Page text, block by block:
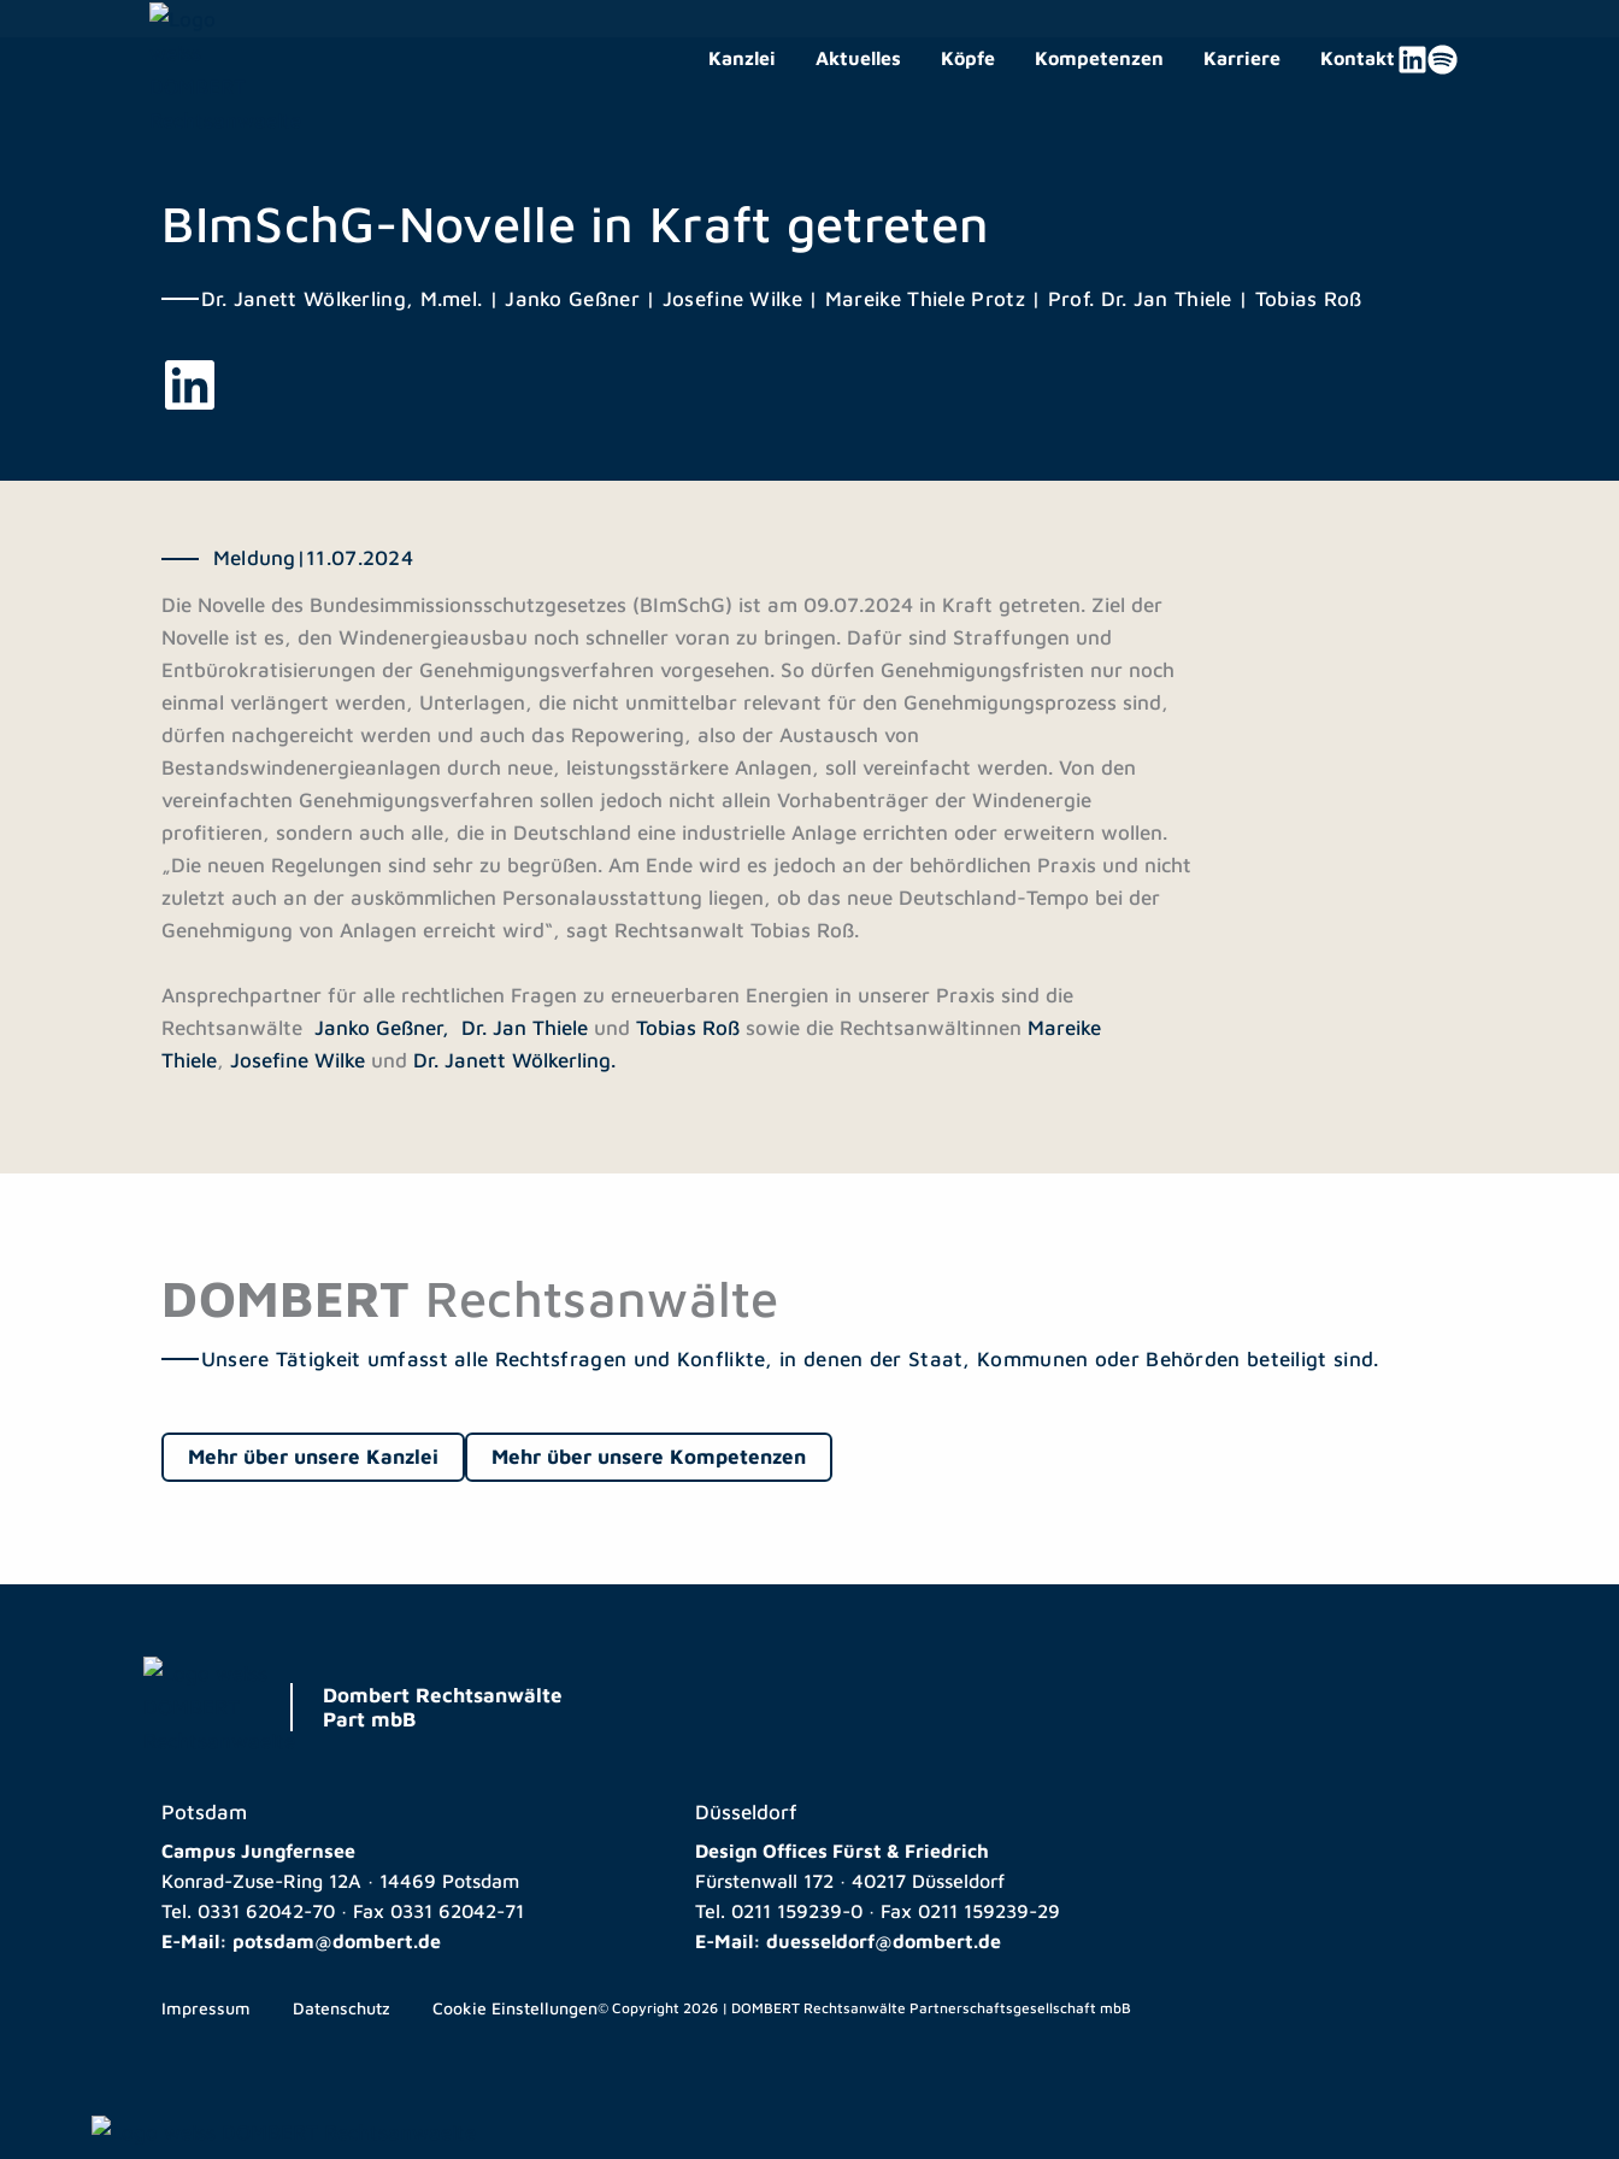
Kanzlei Aktuelles Köpfe Kompetenzen Karriere Kontakt
BImSchG-Novelle in Kraft getreten
Dr. Janett Wölkerling, M.mel. |Janko Geßner| Josefine Wilke| Mareike Thiele Protz| Prof. Dr. Jan Thiele | Tobias Roß
Meldung | 11.07.2024
Die Novelle des Bundesimmissionsschutzgesetzes (BImSchG) ist am 09.07.2024 in Kraft getreten. Ziel der
Novelle ist es, den Windenergieausbau noch schneller voran zu bringen. Dafür sind Straffungen und
Entbürokratisierungen der Genehmigungsverfahren vorgesehen. So dürfen Genehmigungsfristen nur noch
einmal verlängert werden, Unterlagen, die nicht unmittelbar relevant für den Genehmigungsprozess sind,
dürfen nachgereicht werden und auch das Repowering, also der Austausch von
Bestandswindenergieanlagen durch neue, leistungsstärkere Anlagen, soll vereinfacht werden. Von den
vereinfachten Genehmigungsverfahren sollen jedoch nicht allein Vorhabenträger der Windenergie
profitieren, sondern auch alle, die in Deutschland eine industrielle Anlage errichten oder erweitern wollen.
„Die neuen Regelungen sind sehr zu begrüßen. Am Ende wird es jedoch an der behördlichen Praxis und nicht
zuletzt auch an der auskömmlichen Personalausstattung liegen, ob das neue Deutschland-Tempo bei der
Genehmigung von Anlagen erreicht wird“, sagt Rechtsanwalt Tobias Roß.
Ansprechpartner für alle rechtlichen Fragen zu erneuerbaren Energien in unserer Praxis sind die
Rechtsanwälte Janko Geßner, Dr. Jan Thiele undTobias Roß sowie die Rechtsanwältinnen Mareike
Thiele,Josefine Wilke und Dr. Janett Wölkerling.
DOMBERT Rechtsanwälte
Unsere Tätigkeit umfasst alle Rechtsfragen und Konflikte, in denen der Staat, Kommunen oder Behörden beteiligt sind.
Mehr über unsere Kanzlei Mehr über unsere Kompetenzen
Dombert Rechtsanwälte
Part mbB
Potsdam
Campus Jungfernsee
Konrad-Zuse-Ring 12A · 14469 Potsdam
Tel.0331 62042-70 · Fax0331 62042-71
E-Mail: potsdam@dombert.de
Düsseldorf
Design Offices Fürst & Friedrich
Fürstenwall 172 · 40217 Düsseldorf
Tel.0211 159239-0 · Fax0211 159239-29
E-Mail:duesseldorf@dombert.de
Impressum Datenschutz Cookie Einstellungen© Copyright 2026 | DOMBERT Rechtsanwälte Partnerschaftsgesellschaft mbB